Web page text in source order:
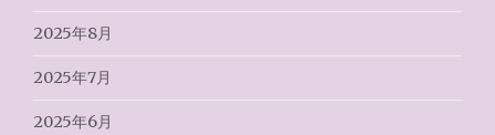
2025年8月
2025年7月
2025年6月